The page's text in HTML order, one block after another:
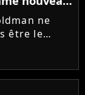
ne
être le
la Star
de la
Et pour lui
un